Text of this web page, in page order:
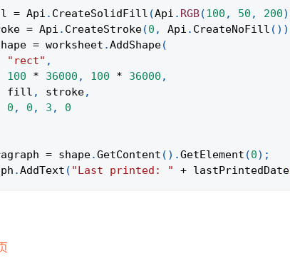
= Api . CreateSolidFill (Api . RGB(100 , 50 , 200)
= Api . CreateStroke(0 , Api . CreateNoFill ( ) )
= worksheet .AddShape(
"rect" ,
100
* 36000 , 100 * 36000 ,
	fill
, stroke,
0 , 0 , 3 ,
0
= shape.GetContent ( ) .GetElement (0) ;
.AddText ( "Last printed: " + lastPrintedDate